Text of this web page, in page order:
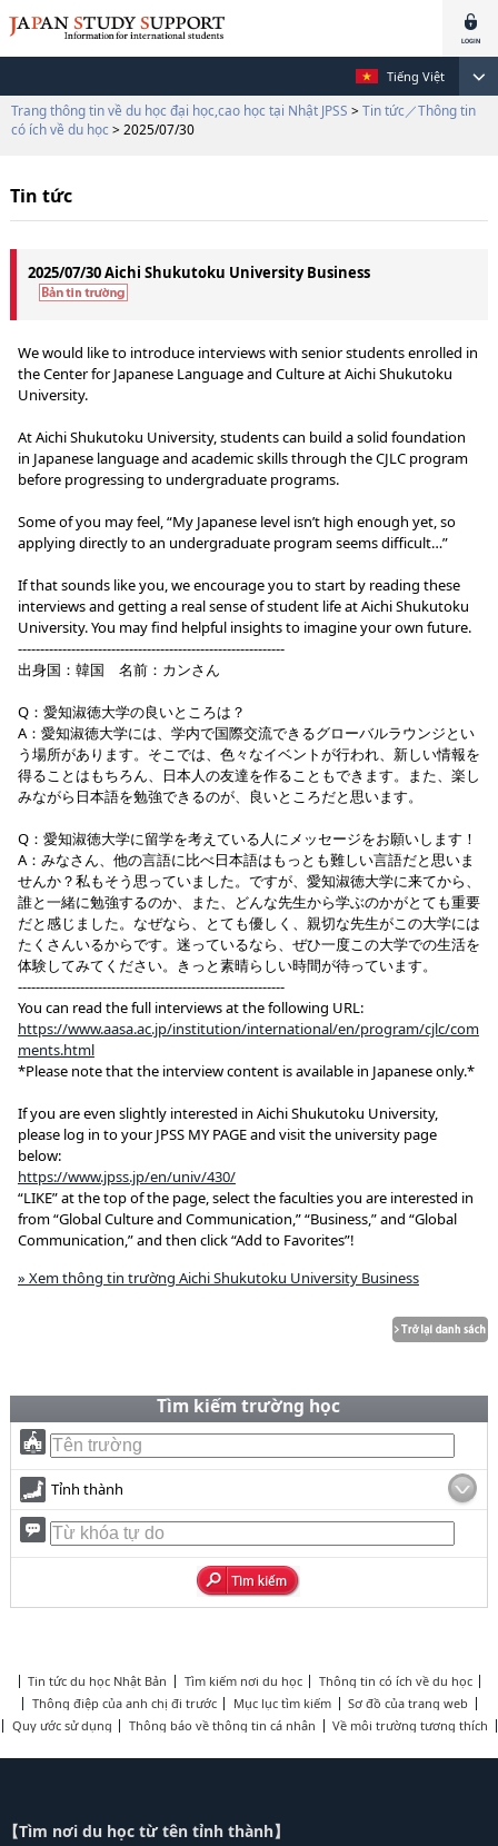
Tiếng Việt
Trang thông tin về du học đại học,cao học tại Nhật JPSS > Tin tức／Thông tin
có ích về du học > 2025/07/30
Tin tức
2025/07/30 Aichi Shukutoku University Business
We would like to introduce interviews with senior students enrolled in
the Center for Japanese Language and Culture at Aichi Shukutoku
University.
At Aichi Shukutoku University, students can build a solid foundation
in Japanese language and academic skills through the CJLC program
before progressing to undergraduate programs.
Some of you may feel, “My Japanese level isn’t high enough yet, so
applying directly to an undergraduate program seems difficult…”
If that sounds like you, we encourage you to start by reading these
interviews and getting a real sense of student life at Aichi Shukutoku
University. You may find helpful insights to imagine your own future.
------------------------------------------------------------
出身国：韓国 名前：カンさん
Q：愛知淑徳大学の良いところは？
A：愛知淑徳大学には、学内で国際交流できるグローバルラウンジとい
う場所があります。そこでは、色々なイベントが行われ、新しい情報を
得ることはもちろん、日本人の友達を作ることもできます。また、楽し
みながら日本語を勉強できるのが、良いところだと思います。
Q：愛知淑徳大学に留学を考えている人にメッセージをお願いします！
A：みなさん、他の言語に比べ日本語はもっとも難しい言語だと思いま
せんか？私もそう思っていました。ですが、愛知淑徳大学に来てから、
誰と一緒に勉強するのか、また、どんな先生から学ぶのかがとても重要
だと感じました。なぜなら、とても優しく、親切な先生がこの大学には
たくさんいるからです。迷っているなら、ぜひ一度この大学での生活を
体験してみてください。きっと素晴らしい時間が待っています。
------------------------------------------------------------
You can read the full interviews at the following URL:
https://www.aasa.ac.jp/institution/international/en/program/cjlc/com
ments.html
*Please note that the interview content is available in Japanese only.*
If you are even slightly interested in Aichi Shukutoku University,
please log in to your JPSS MY PAGE and visit the university page
below:
https://www.jpss.jp/en/univ/430/
“LIKE” at the top of the page, select the faculties you are interested in
from “Global Culture and Communication,” “Business,” and “Global
Communication,” and then click “Add to Favorites”!
» Xem thông tin trường Aichi Shukutoku University Business
Tìm kiếm trường học
Tỉnh thành
Tin tức du học Nhật Bản Tìm kiếm nơi du học
Thông tin có ích về du học
Thông điệp của anh chị đi trước
Mục lục tìm kiếm
Sơ đồ của trang web
Quy ước sử dụng
Thông báo về thông tin cá nhân Về môi trường tương thích
【Tìm nơi du học từ tên tỉnh thành】